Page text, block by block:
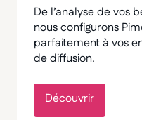
De l’analyse de vos
nous configurons
parfaitement à vos
de diffusion.
Découvrir